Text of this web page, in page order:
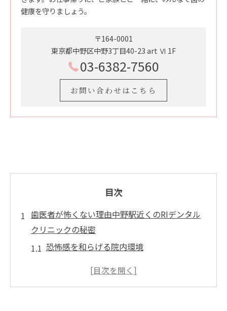
健康を守りましょう。
〒164-0001
東京都中野区中野3丁目40-23 art Ⅵ 1F
03-6382-7560
お問い合わせはこちら
目次
歯医者が怖くない理由中野駅近くのRIデンタル
クリニックの秘密
恐怖感を和らげる院内環境
痛みを最小限に抑える最新技術